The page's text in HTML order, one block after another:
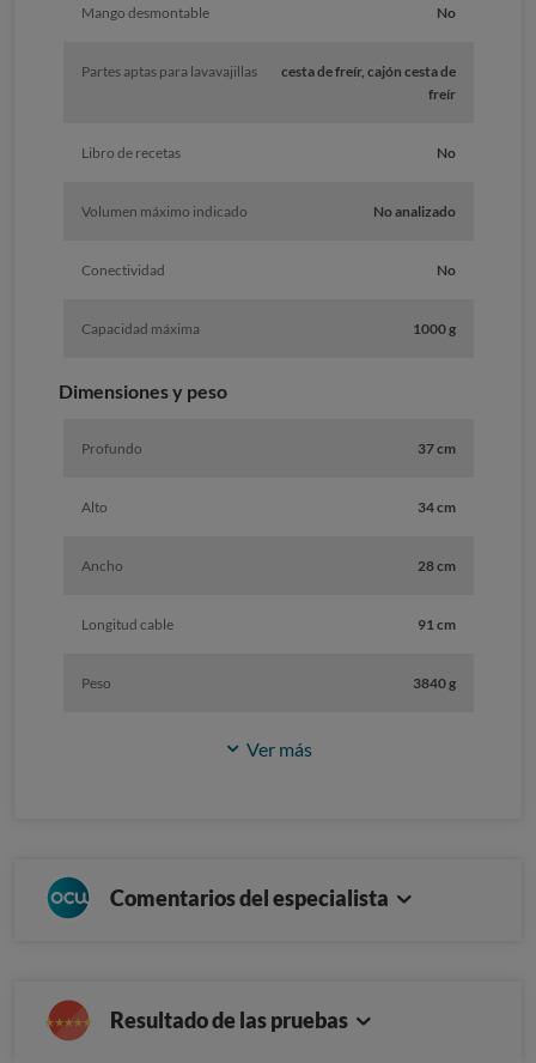
Mango desmontable No
Partes aptas para lavavajillas
cesta de freír, cajón cesta de
freír
Libro de recetas No
Volumen máximo indicado No analizado
Conectividad No
Capacidad máxima 1000 g
Dimensiones y peso
Profundo 37 cm
Alto 34 cm
Ancho 28 cm
Longitud cable 91 cm
Peso 3840 g
Ver más
Comentarios del especialista
Resultado de las pruebas